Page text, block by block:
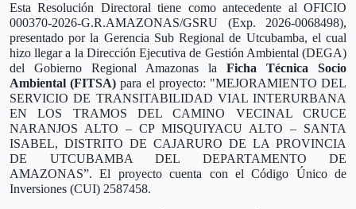
Esta Resolución Directoral tiene como antecedente al OFICIO
000370-2026-G.R.AMAZONAS/GSRU (Exp. 2026-0068498),
presentado por la Gerencia Sub Regional de Utcubamba, el cual
hizo llegar a la Dirección Ejecutiva de Gestión Ambiental (DEGA)
del Gobierno Regional Amazonas la Ficha Técnica Socio
Ambiental (FITSA) para el proyecto: "MEJORAMIENTO DEL
SERVICIO DE TRANSITABILIDAD VIAL INTERURBANA
EN LOS TRAMOS DEL CAMINO VECINAL CRUCE
NARANJOS ALTO – CP MISQUIYACU ALTO – SANTA
ISABEL, DISTRITO DE CAJARURO DE LA PROVINCIA
DE UTCUBAMBA DEL DEPARTAMENTO DE
AMAZONAS”. El proyecto cuenta con el Código Único de
Inversiones (CUI) 2587458.